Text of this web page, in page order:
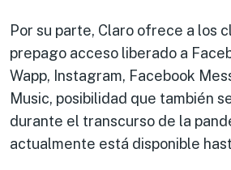
Por su parte, Claro ofrece a los
prepago acceso liberado a
Wapp, Instagram, Facebook
Music, posibilidad que también
durante el transcurso de la
actualmente está disponible